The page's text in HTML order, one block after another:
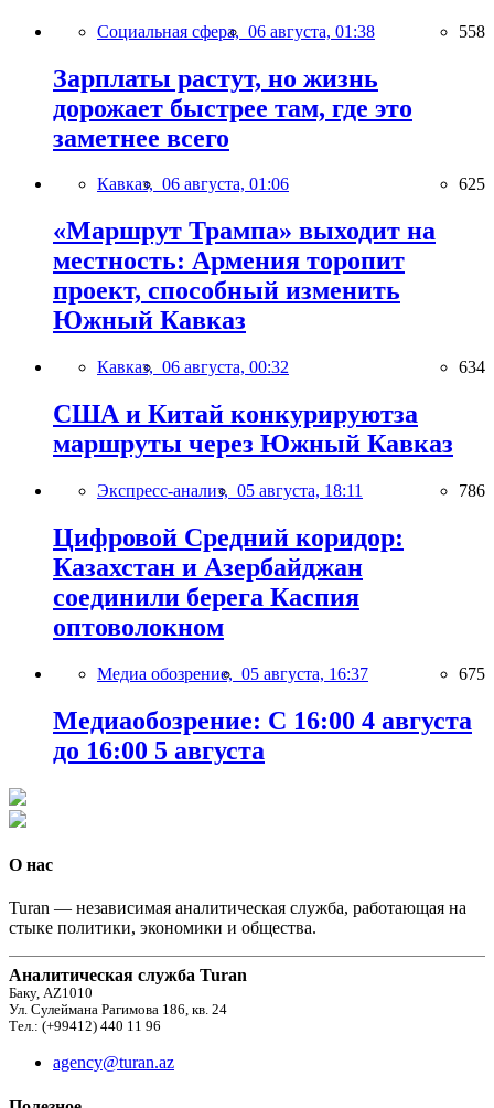
Социальная сфера, 06 августа, 01:38 558
Зарплаты растут, но жизнь
дорожает быстрее там, где это
заметнее всего
Кавказ, 06 августа, 01:06 625
«Маршрут Трампа» выходит на
местность: Армения торопит
проект, способный изменить
Южный Кавказ
Кавказ, 06 августа, 00:32 634
США и Китай конкурируютза
маршруты через Южный Кавказ
Экспресс-анализ, 05 августа, 18:11 786
Цифровой Средний коридор:
Казахстан и Азербайджан
соединили берега Каспия
оптоволокном
Медиа обозрение, 05 августа, 16:37 675
Медиаобозрение: С 16:00 4 августа
до 16:00 5 августа
О нас
Turan — независимая аналитическая служба, работающая на
стыке политики, экономики и общества.
Аналитическая служба Turan
Баку, AZ1010
Ул. Сулеймана Рагимова 186, кв. 24
Тел.: (+99412) 440 11 96
agency@turan.az